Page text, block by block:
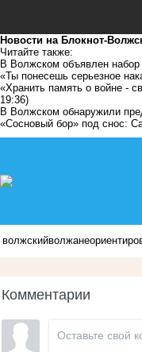
Новости на Блoкнoт-
Читайте также:
В Волжском объявлен
«Ты понесешь серьезное
«Хранить память о войне -
19:36)
В Волжском обнаружили
«Сосновый бор» под снос:
волжскийволжане
Комментарии